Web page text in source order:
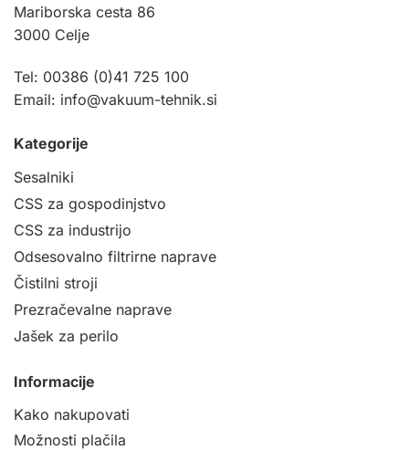
Mariborska cesta 86
3000 Celje
Tel: 00386 (0)41 725 100
Email: info@vakuum-tehnik.si
Kategorije
Sesalniki
CSS za gospodinjstvo
CSS za industrijo
Odsesovalno filtrirne naprave
Čistilni stroji
Prezračevalne naprave
Jašek za perilo
Informacije
Kako nakupovati
Možnosti plačila